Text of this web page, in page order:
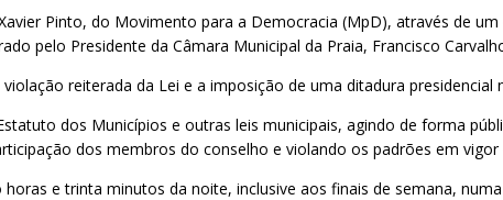
Pinto, do Movimento para a Democracia (MpD), através de
pelo Presidente da Câmara Municipal da Praia, Francisco
reiterada da Lei e a imposição de uma ditadura presidencial
dos Municípios e outras leis municipais, agindo de forma
dos membros do conselho e violando os padrões em vigor
e trinta minutos da noite, inclusive aos finais de semana,